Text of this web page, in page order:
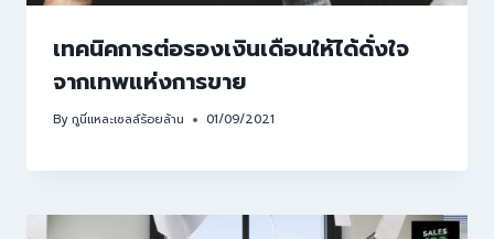
เทคนิคการต่อรองเงินเดือนให้ได้ดั่งใจ
จากเทพแห่งการขาย
Byกูนี่แหละเซลล์ร้อยล้าน 01/09/2021